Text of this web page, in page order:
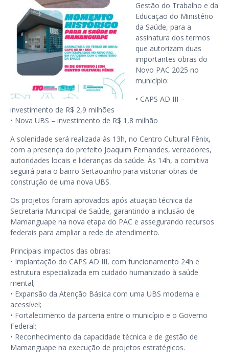
Gestão do Trabalho e da
Educação do Ministério
da Saúde, para a
assinatura dos termos
que autorizam duas
importantes obras do
Novo PAC 2025 no
município:
•⁠ ⁠CAPS AD III –
investimento de R$ 2,9 milhões
•⁠ ⁠Nova UBS – investimento de R$ 1,8 milhão
A solenidade será realizada às 13h, no Centro Cultural Fênix,
com a presença do prefeito Joaquim Fernandes, vereadores,
autoridades locais e lideranças da saúde. Às 14h, a comitiva
seguirá para o bairro Sertãozinho para vistoriar obras de
construção de uma nova UBS.
Os projetos foram aprovados após atuação técnica da
Secretaria Municipal de Saúde, garantindo a inclusão de
Mamanguape na nova etapa do PAC e assegurando recursos
federais para ampliar a rede de atendimento.
Principais impactos das obras:
•⁠ ⁠Implantação do CAPS AD III, com funcionamento 24h e
estrutura especializada em cuidado humanizado à saúde
mental;
•⁠ ⁠Expansão da Atenção Básica com uma UBS moderna e
acessível;
•⁠ ⁠Fortalecimento da parceria entre o município e o Governo
Federal;
•⁠ ⁠Reconhecimento da capacidade técnica e de gestão de
Mamanguape na execução de projetos estratégicos.